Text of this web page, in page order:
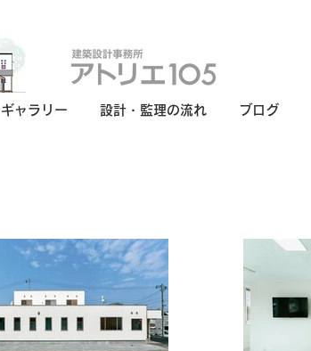
ギャラリー 設計・監理の流れ ブログ